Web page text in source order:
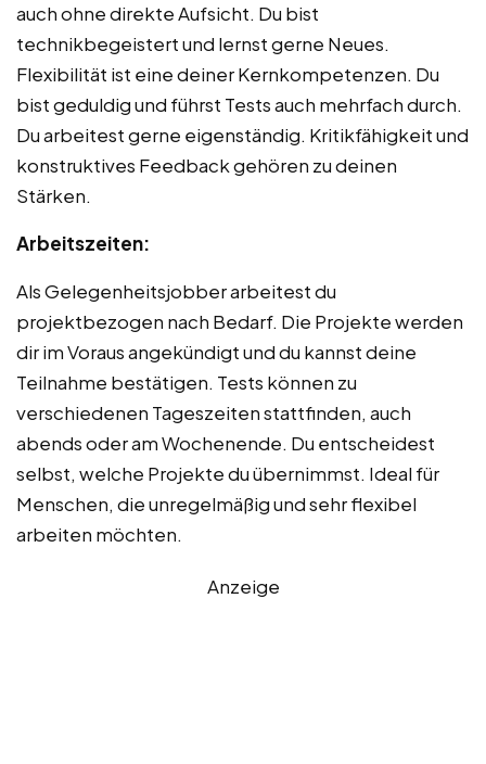
auch ohne direkte Aufsicht. Du bist
technikbegeistert und lernst gerne Neues.
Flexibilität ist eine deiner Kernkompetenzen. Du
bist geduldig und führst Tests auch mehrfach durch.
Du arbeitest gerne eigenständig. Kritikfähigkeit und
konstruktives Feedback gehören zu deinen
Stärken.
Arbeitszeiten:
Als Gelegenheitsjobber arbeitest du
projektbezogen nach Bedarf. Die Projekte werden
dir im Voraus angekündigt und du kannst deine
Teilnahme bestätigen. Tests können zu
verschiedenen Tageszeiten stattfinden, auch
abends oder am Wochenende. Du entscheidest
selbst, welche Projekte du übernimmst. Ideal für
Menschen, die unregelmäßig und sehr flexibel
arbeiten möchten.
Anzeige